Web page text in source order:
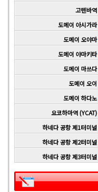
고텐바역
도메이 아시가라
도메이 오야마
도메이 야마키타
도메이 마쓰다
도메이 오이
도메이 하다노
요코하마역 (YCAT)
하네다 공항 제1터미널
하네다 공항 제2터미널
하네다 공항 제3터미널